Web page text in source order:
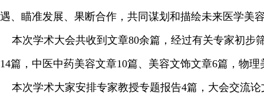
遇、瞄准发展、果断合作，共同谋划和描绘未来医学美
本次学术大会共收到文章80余篇，经过有关专家初步
14篇，中医中药美容文章10篇、美容文饰文章6篇，物
本次学术大家安排专家教授专题报告4篇，大会交流